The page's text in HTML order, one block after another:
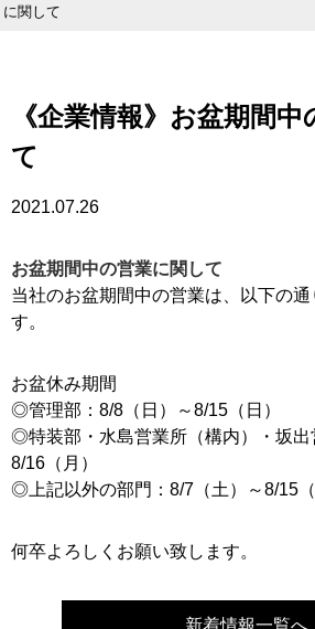
に関して
《企業情報》お盆期間
て
2021.07.26
お盆期間中の営業に関して
当社のお盆期間中の営業は、以下の通
す。
お盆休み期間
◎管理部：8/8（日）～8/15（日）
◎特装部・水島営業所（構内）・坂出
8/16（月）
◎上記以外の部門：8/7（土）～8/15（
何卒よろしくお願い致します。